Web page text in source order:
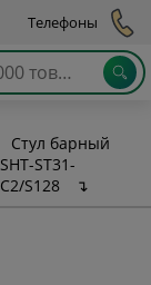
Телефоны
Стул барный
SHT-ST31-
С2/S128
↴